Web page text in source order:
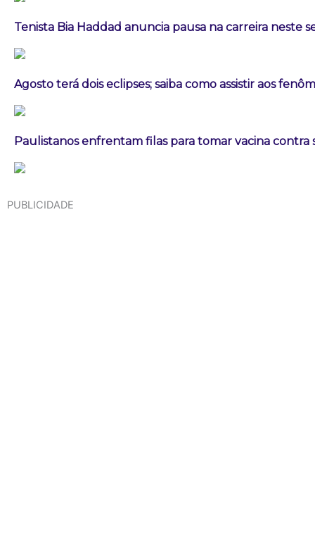
Tenista Bia Haddad anuncia pausa na carreira neste
Agosto terá dois eclipses; saiba como assistir aos
Paulistanos enfrentam filas para tomar vacina contra
PUBLICIDADE